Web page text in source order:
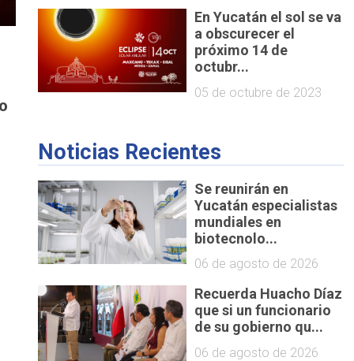
En Yucatán el sol se va
a obscurecer el
próximo 14 de
octubr...
05 de octubre de 2023
Noticias Recientes
Se reunirán en
Yucatán especialistas
mundiales en
biotecnolo...
06 de agosto de 2026
Recuerda Huacho Díaz
que si un funcionario
de su gobierno qu...
06 de agosto de 2026